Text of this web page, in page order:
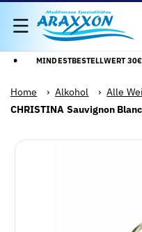
Direkt Zum
Inhalt
MINDESTBESTELLWERT
Home › Alkohol › Alle
CHRISTINA Sauvignon